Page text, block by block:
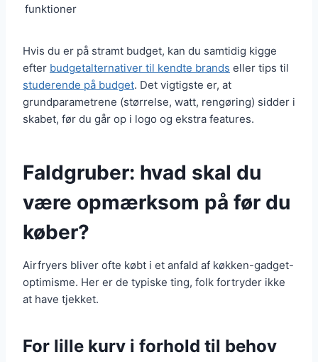
funktioner
Hvis du er på stramt budget, kan du samtidig kigge
efter budgetalternativer til kendte brands eller tips til
studerende på budget. Det vigtigste er, at
grundparametrene (størrelse, watt, rengøring) sidder i
skabet, før du går op i logo og ekstra features.
Faldgruber: hvad skal du
være opmærksom på før du
køber?
Airfryers bliver ofte købt i et anfald af køkken-gadget-
optimisme. Her er de typiske ting, folk fortryder ikke
at have tjekket.
For lille kurv i forhold til behov